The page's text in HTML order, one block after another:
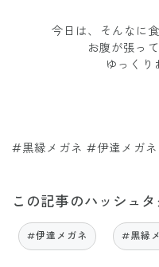
今日は、そんなに
お腹が張っ
ゆっくり
#黒縁メガネ #伊達メガネ
この記事のハッシュ
#伊達メガネ #黒縁